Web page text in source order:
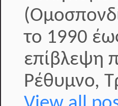
το 1990
επίβλεψη
Ρέθυμνο,